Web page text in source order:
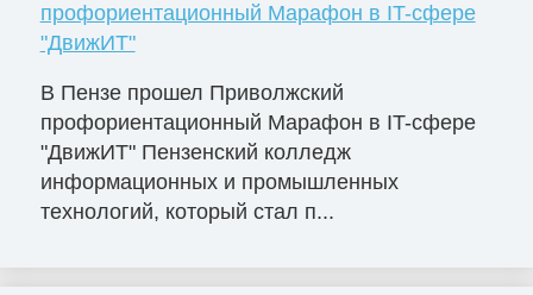
профориентационный Марафон в IT-сфере
"ДвижИТ"
В Пензе прошел Приволжский
профориентационный Марафон в IT-сфере
"ДвижИТ" Пензенский колледж
информационных и промышленных
технологий, который стал п...